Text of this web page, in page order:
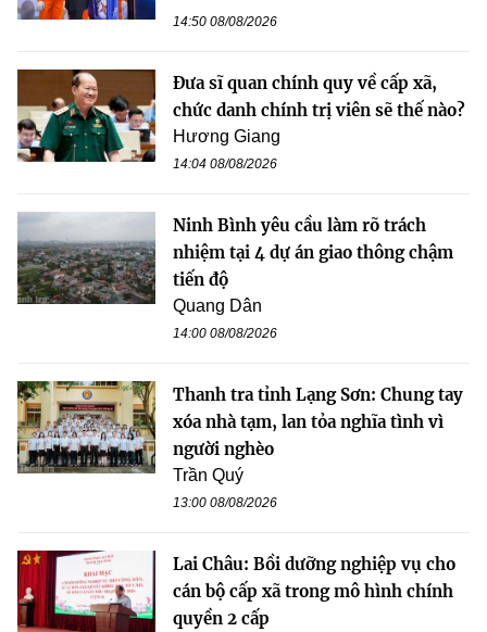
14:50 08/08/2026
Đưa sĩ quan chính quy về cấp xã,
chức danh chính trị viên sẽ thế nào?
Hương Giang
14:04 08/08/2026
Ninh Bình yêu cầu làm rõ trách
nhiệm tại 4 dự án giao thông chậm
tiến độ
Quang Dân
14:00 08/08/2026
Thanh tra tỉnh Lạng Sơn: Chung tay
xóa nhà tạm, lan tỏa nghĩa tình vì
người nghèo
Trần Quý
13:00 08/08/2026
Lai Châu: Bồi dưỡng nghiệp vụ cho
cán bộ cấp xã trong mô hình chính
quyền 2 cấp